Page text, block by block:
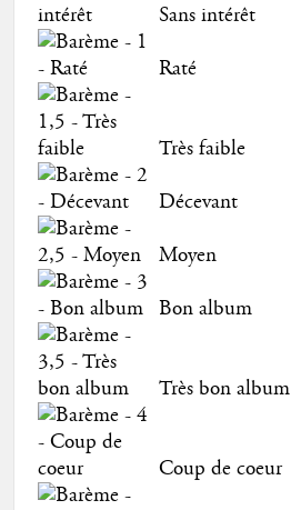
Sans intérêt
Raté
Très faible
Décevant
Moyen
Bon album
Très bon album
Coup de coeur